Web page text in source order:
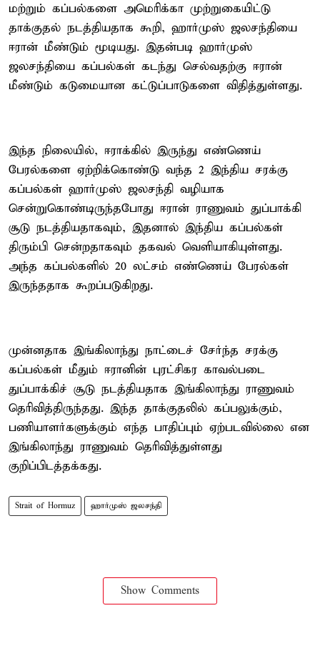
மற்றும் கப்பல்களை அமெரிக்கா முற்றுகையிட்டு
தாக்குதல் நடத்தியதாக கூறி, ஹார்முஸ் ஜலசந்தியை
ஈரான் மீண்டும் மூடியது. இதன்படி ஹார்முஸ்
ஜலசந்தியை கப்பல்கள் கடந்து செல்வதற்கு ஈரான்
மீண்டும் கடுமையான கட்டுப்பாடுகளை விதித்துள்ளது.
இந்த நிலையில், ஈராக்கில் இருந்து எண்ணெய்
பேரல்களை ஏற்றிக்கொண்டு வந்த 2 இந்திய சரக்கு
கப்பல்கள் ஹார்முஸ் ஜலசந்தி வழியாக
சென்றுகொண்டிருந்தபோது ஈரான் ராணுவம் துப்பாக்கி
சூடு நடத்தியதாகவும், இதனால் இந்திய கப்பல்கள்
திரும்பி சென்றதாகவும் தகவல் வெளியாகியுள்ளது.
அந்த கப்பல்களில் 20 லட்சம் எண்ணெய் பேரல்கள்
இருந்ததாக கூறப்படுகிறது.
முன்னதாக இங்கிலாந்து நாட்டைச் சேர்ந்த சரக்கு
கப்பல்கள் மீதும் ஈரானின் புரட்சிகர காவல்படை
துப்பாக்கிச் சூடு நடத்தியதாக இங்கிலாந்து ராணுவம்
தெரிவித்திருந்தது. இந்த தாக்குதலில் கப்பலுக்கும்,
பணியாளர்களுக்கும் எந்த பாதிப்பும் ஏற்படவில்லை என
இங்கிலாந்து ராணுவம் தெரிவித்துள்ளது
குறிப்பிடத்தக்கது.
Strait of Hormuz ஹார்முஸ் ஜலசந்தி
Show Comments